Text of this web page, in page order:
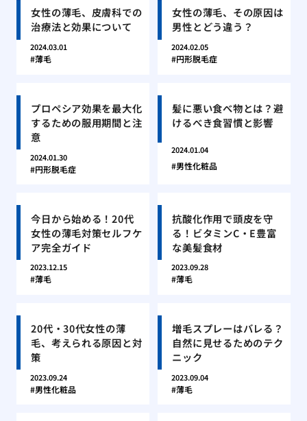
女性の薄毛、皮膚科での
治療法と効果について
2024.03.01
薄毛
女性の薄毛、その原因は
男性とどう違う？
2024.02.05
円形脱毛症
プロペシア効果を最大化
するための服用期間と注
意
2024.01.30
円形脱毛症
髪に悪い食べ物とは？避
けるべき食習慣と影響
2024.01.04
男性化粧品
今日から始める！20代
女性の薄毛対策セルフケ
ア完全ガイド
2023.12.15
薄毛
抗酸化作用で頭皮を守
る！ビタミンC・E豊富
な美髪食材
2023.09.28
薄毛
20代・30代女性の薄
毛、考えられる原因と対
策
2023.09.24
男性化粧品
増毛スプレーはバレる？
自然に見せるためのテク
ニック
2023.09.04
薄毛